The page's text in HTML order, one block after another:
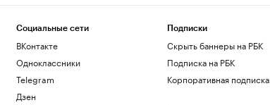
Социальные сети
ВКонтакте
Одноклассники
Telegram
Дзен
Подписки
Скрыть баннеры на РБК
Подписка на РБК
Корпоративная подписка